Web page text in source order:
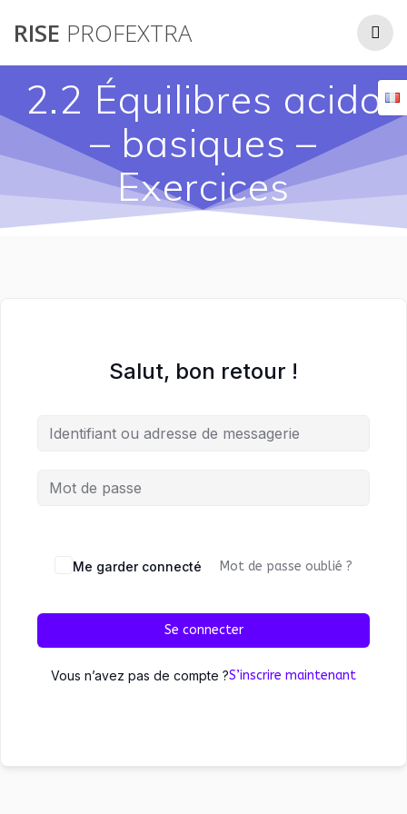
RISE PROFEXTRA
2.2 Équilibres acido
– basiques –
Exercices
Salut, bon retour !
Me garder connecté Mot de passe oublié ?
Se connecter
Vous n’avez pas de compte ?S’inscrire maintenant